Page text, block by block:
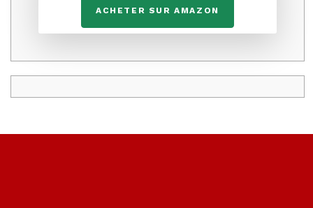
ACHETER SUR AMAZON